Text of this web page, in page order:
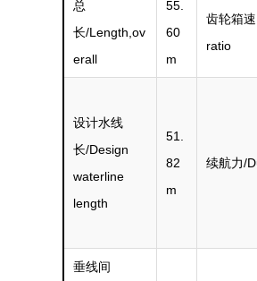
总
长/Length,ov
erall
55.
60
m
齿轮箱
ratio
设计水线
长/Design
waterline
length
51.
82
m
续航力/
垂线间